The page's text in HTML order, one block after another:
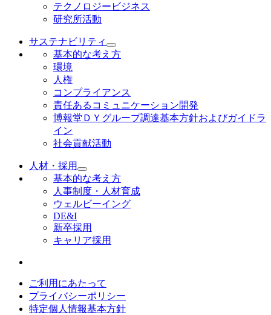
テクノロジービジネス
研究所活動
サステナビリティ
基本的な考え方
環境
人権
コンプライアンス
責任あるコミュニケーション開発
博報堂ＤＹグループ調達基本方針およびガイドラ
イン
社会貢献活動
人材・採用
基本的な考え方
人事制度・人材育成
ウェルビーイング
DE&I
新卒採用
キャリア採用
ご利用にあたって
プライバシーポリシー
特定個人情報基本方針